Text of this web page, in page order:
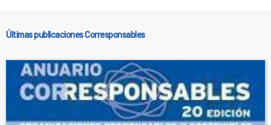
Últimas publicaciones Corresponsables